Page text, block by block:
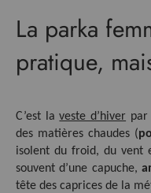
La parka
pratique,
C’est la veste d’hiver par
des matières chaudes (
isolent du froid, du vent
souvent d’une capuche,
tête des caprices de la